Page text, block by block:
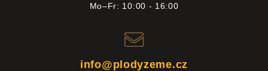
Mo–Fr: 10:00 - 16:00
info@plodyzeme.cz